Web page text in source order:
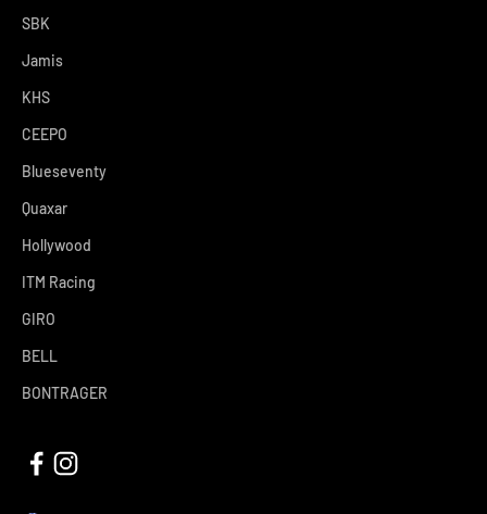
SBK
Jamis
KHS
CEEPO
Blueseventy
Quaxar
Hollywood
ITM Racing
GIRO
BELL
BONTRAGER